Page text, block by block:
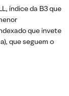
índice da B3 que
que invete
que seguem o